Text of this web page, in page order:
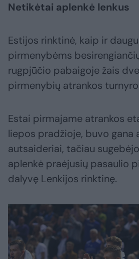
Netikėtai aplenkė lenkus
Estijos rinktinė, kaip ir
pirmenybėms
rugpjūčio pabaigoje žais
pirmenybių atrankos
Estai pirmajame atrankos
liepos pradžioje, buvo gana
autsaideriai, tačiau
aplenkė praėjusių pasaulio
dalyvę Lenkijos rinktinę.